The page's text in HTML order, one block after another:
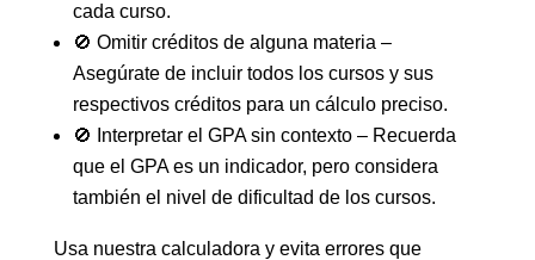
cada curso.
🚫 Omitir créditos de alguna materia –
Asegúrate de incluir todos los cursos y sus
respectivos créditos para un cálculo preciso.
🚫 Interpretar el GPA sin contexto – Recuerda
que el GPA es un indicador, pero considera
también el nivel de dificultad de los cursos.
Usa nuestra calculadora y evita errores que